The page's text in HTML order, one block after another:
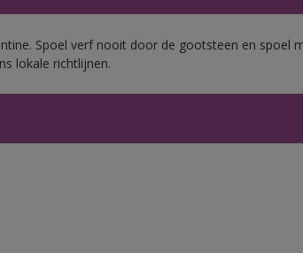
Spoel verf nooit door de gootsteen en spoel
lokale richtlijnen.